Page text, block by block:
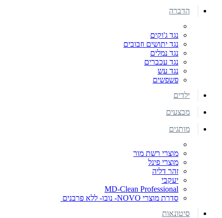
הדברה
נגד ג'וקים
נגד יתושים וזבובים
נגד נמלים
נגד עכברים
נגד עש
פשפשים
ילדים
מבצעים
מותגים
מוצרי רשת מור
מוצרי פינל
זהר דליה
יעקבי
MD-Clean Professional
סדרת מוצרי NOVO- נובו- ללא פרבנים
סיטונאות